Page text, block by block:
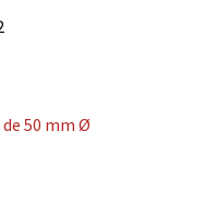
50 mm Ø